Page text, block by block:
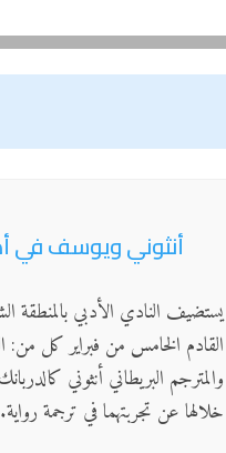
أنثوني ويوسف في
يستضيف النادي الأدبي بالمنطقة
القادم الخامس من فبراير كل من:
والمترجم البريطاني أنثوني
خلالها عن تجربتهما في ترجمة